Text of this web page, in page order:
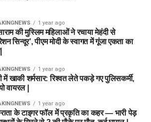
1 year ago
की मुस्लिम महिलाओं ने रचाया मेहंदी से
सिन्दूर’, पीएम मोदी के स्वागत में गूंजा एकता का
1 year ago
में खाकी शर्मसार: रिश्वत लेते पकड़े गए पुलिसकर्मी,
वायरल |
1 year ago
के टाइगर फॉल में प्रकृति का कहर — भारी पेड़